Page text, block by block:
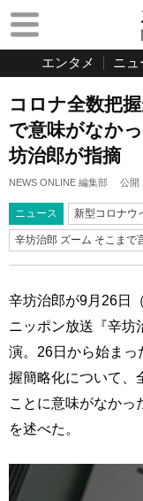
エンタメ ニュ
コロナ全数把
で意味がなか
坊治郎が指摘
NEWS ONLINE 編集部 公開
ニュース 新型コロナウ
辛坊治郎 ズーム そこまで
辛坊治郎が9月26日
ニッポン放送『辛坊
演。26日から始ま
握簡略化について、
ことに意味がなかっ
を述べた。